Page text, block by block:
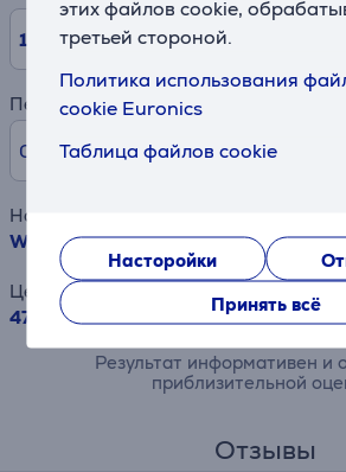
этих файлов cookie,
третьей стороной.
Политика использования
cookie Euronics
Таблица файлов cookie
Насторойки
Принять всё
10 мес.
Первый взнос
0% /0,00 €
Наименование товара
Whirlpool, 740 м³/ч, ширина 60 см,
Цена
479.99 €
Результат информативен и
приблизительной
Отзывы